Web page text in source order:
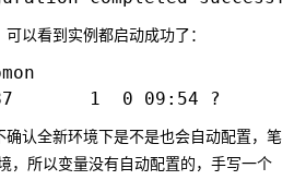
以看到实例都启动成功了：
认全新环境下是不是也会自动配置，笔
，所以变量没有自动配置的，手写一个